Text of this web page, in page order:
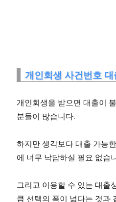
개인회생 사건번호
개인회생을 받으면 대출이
분들이 많습니다.
하지만 생각보다 대출 가능
에 너무 낙담하실 필요 없습
그리고 이용할 수 있는 대출
큼 선택의 폭이 넓다는 것과